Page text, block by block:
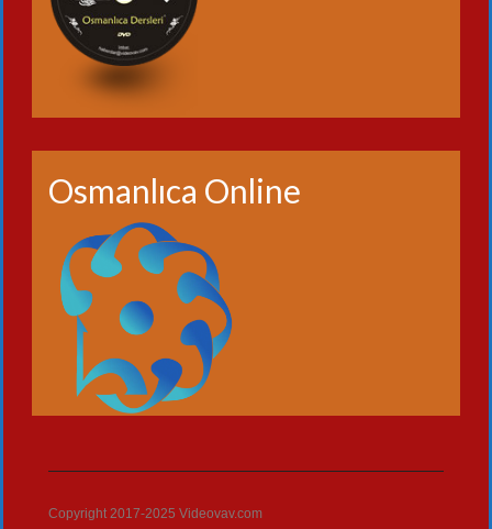
Osmanlıca Online
Copyright 2017-2025 Videovav.com